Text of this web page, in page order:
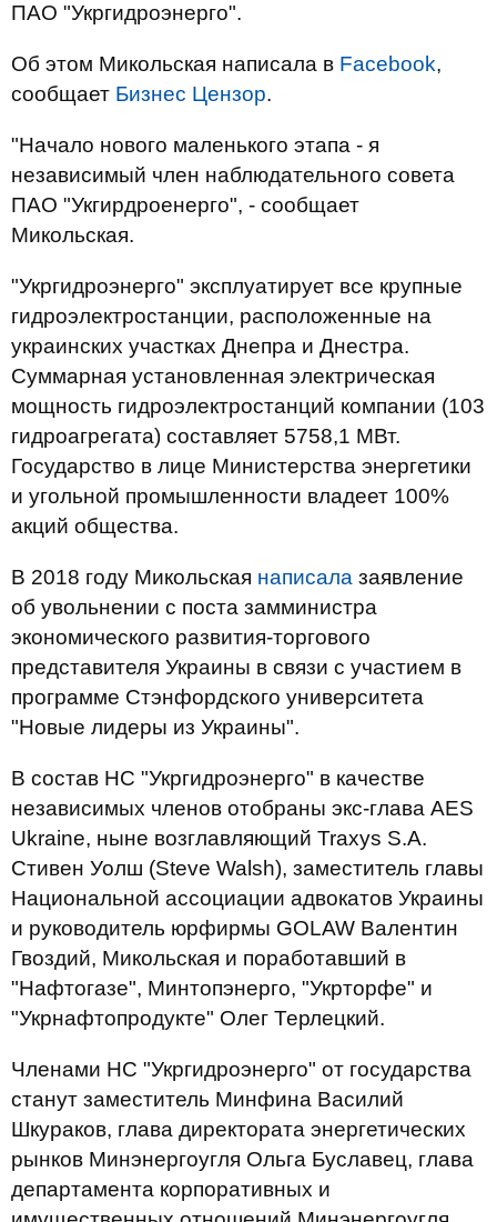
ПАО "Укргидроэнерго".
Об этом Микольская написала в Facebook,
сообщает Бизнес Цензор.
"Начало нового маленького этапа - я
независимый член наблюдательного совета
ПАО "Укгирдроенерго", - сообщает
Микольская.
"Укргидроэнерго" эксплуатирует все крупные
гидроэлектростанции, расположенные на
украинских участках Днепра и Днестра.
Суммарная установленная электрическая
мощность гидроэлектростанций компании (103
гидроагрегата) составляет 5758,1 МВт.
Государство в лице Министерства энергетики
и угольной промышленности владеет 100%
акций общества.
В 2018 году Микольская написала заявление
об увольнении с поста замминистра
экономического развития-торгового
представителя Украины в связи с участием в
программе Стэнфордского университета
"Новые лидеры из Украины".
В состав НС "Укргидроэнерго" в качестве
независимых членов отобраны экс-глава AES
Ukraine, ныне возглавляющий Traxys S.A.
Стивен Уолш (Steve Walsh), заместитель главы
Национальной ассоциации адвокатов Украины
и руководитель юрфирмы GOLAW Валентин
Гвоздий, Микольская и поработавший в
"Нафтогазе", Минтопэнерго, "Укрторфе" и
"Укрнафтопродукте" Олег Терлецкий.
Членами НС "Укргидроэнерго" от государства
станут заместитель Минфина Василий
Шкураков, глава директората энергетических
рынков Минэнергоугля Ольга Буславец, глава
департамента корпоративных и